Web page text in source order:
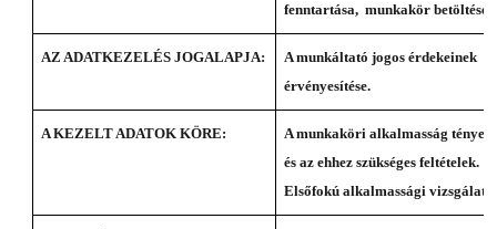
fenntartása, munkakör betöltése.
AZ ADATKEZELÉS JOGALAPJA:
A munkáltató jogos érdekeinek
érvényesítése.
A KEZELT ADATOK KÖRE:
A munkaköri alkalmasság ténye,
és az ehhez szükséges feltételek.
Elsőfokú alkalmassági vizsgálat